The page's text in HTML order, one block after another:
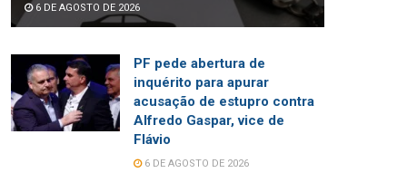
6 DE AGOSTO DE 2026
PF pede abertura de
inquérito para apurar
acusação de estupro contra
Alfredo Gaspar, vice de
Flávio
6 DE AGOSTO DE 2026